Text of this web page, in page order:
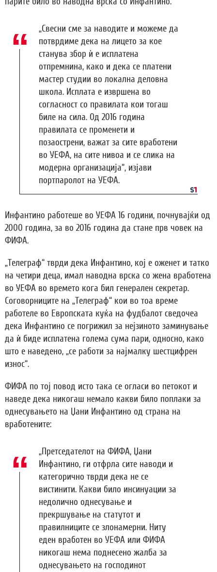
„Свесни сме за наводите и можеме да
потврдиме дека на лицето за кое
станува збор ѝ е исплатена
отпремнина, како и дека се платени
мастер студии во локална деловна
школа. Исплата е извршена во
согласност со правилата кои тогаш
биле на сила. Од 2016 година
правилата се променети и
позаострени, важат за сите вработени
во УЕФА, на сите нивоа и се слика на
модерна организација“, изјави
портпаролот на УЕФА.
Инфантино работеше во УЕФА 16 години, почнувајќи од
2000 година, за во 2016 година да стане прв човек на
ФИФА.
„Телеграф“ тврди дека Инфантино, кој е оженет и татко
на четири деца, имал наводна врска со жена вработена
во УЕФА во времето кога бил генерален секретар.
Соговорниците на „Телеграф“ кои во тоа време
работеле во Европската куќа на фудбалот сведочеа
дека Инфантино се погрижил за нејзиното заминување
да ѝ биде исплатена голема сума пари, односно, како
што е наведено, „се работи за најмалку шестцифрен
износ“.
ФИФА по тој повод исто така се огласи во петокот и
наведе дека никогаш немало какви било поплаки за
однесувањето на Џани Инфантино од страна на
вработените:
„Претседателот на ФИФА, Џани
Инфантино, ги отфрла сите наводи и
категорично тврди дека не се
вистинити. Какви било инсинуации за
недолично однесување и
прекршување на статутот и
правилниците се злонамерни. Ниту
еден вработен во УЕФА или ФИФА
никогаш нема поднесено жалба за
однесувањето на господинот